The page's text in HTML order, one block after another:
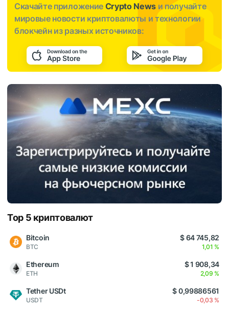
Скачайте приложение Crypto News и получайте
мировые новости криптовалюты и технологии
блокчейн из разных источников:
Top 5 криптовалют
Bitcoin
BTC
$ 64 745,82
1,01 %
Ethereum
ETH
$ 1 908,34
2,09 %
Tether USDt
USDT
$ 0,99886561
-0,03 %